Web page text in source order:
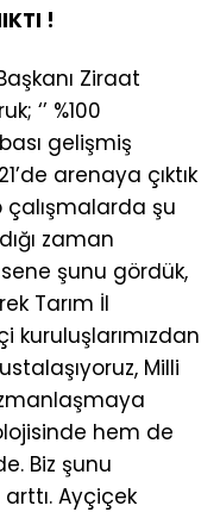
!
Ziraat
‘’ %100
gelişmiş
arenaya çıktık
çalışmalarda şu
zaman
şunu gördük,
Tarım İl
kuruluşlarımızdan
Milli
hem de
Biz şunu
Ayçiçek